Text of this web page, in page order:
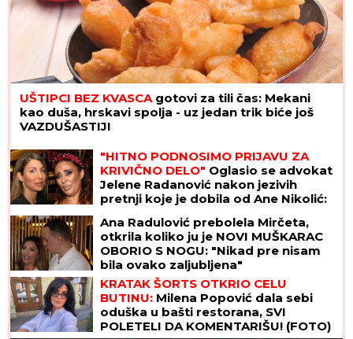
UŠTIPCI BEZ KVASCA gotovi za tili čas: Mekani
kao duša, hrskavi spolja - uz jedan trik biće još
VAZDUŠASTIJI
"HITNO PODNOSIMO PRIJAVU ZA
KRIVIČNO DELO" Oglasio se advokat
Jelene Radanović nakon jezivih
pretnji koje je dobila od Ane Nikolić:
Ana Radulović prebolela Mirčeta,
otkrila koliko ju je NOVI MUŠKARAC
OBORIO S NOGU: "Nikad pre nisam
bila ovako zaljubljena"
KRATAK ŠORTS OTKRIO CELU
BUTINU: Milena Popović dala sebi
oduška u bašti restorana, SVI
POLETELI DA KOMENTARIŠU! (FOTO)